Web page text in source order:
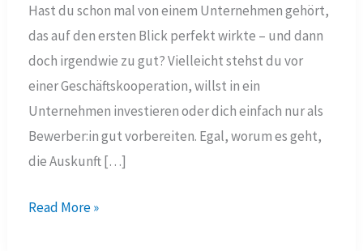
Hast du schon mal von einem Unternehmen gehört,
das auf den ersten Blick perfekt wirkte – und dann
doch irgendwie zu gut? Vielleicht stehst du vor
einer Geschäftskooperation, willst in ein
Unternehmen investieren oder dich einfach nur als
Bewerber:in gut vorbereiten. Egal, worum es geht,
die Auskunft […]
Auskunft
Read More »